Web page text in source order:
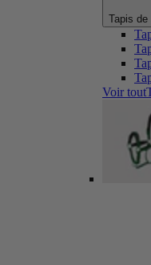
Tapis de
Voir